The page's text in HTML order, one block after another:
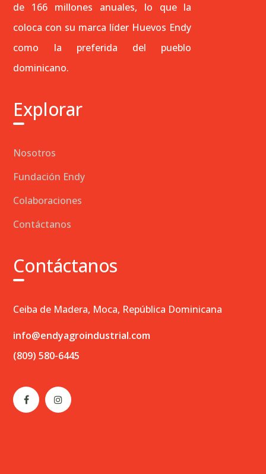
de 166 millones anuales, lo que la
coloca con su marca líder Huevos Endy
como la preferida del pueblo
dominicano.
Explorar
Nosotros
Fundación Endy
Colaboraciones
Contáctanos
Contáctanos
Ceiba de Madera, Moca, República Dominicana
info@endyagroindustrial.com
(809) 580-6445